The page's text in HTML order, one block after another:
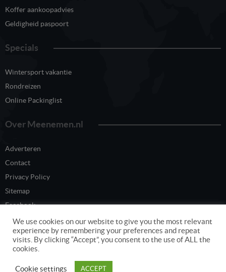
Koffer aankoopadvies
Geldigheid paspoort
Specials
Wintersport vakantie
Rondreizen
Online Packinglist
Over Meenemen.nl
Adverteren
Contact
Privacy Policy
Sitemap
Facebook
Twitter
Content eigendom van www.meenemen.nl
We use cookies on our website to give you the most relevant
experience by remembering your preferences and repeat
visits. By clicking “Accept”, you consent to the use of ALL the
cookies.
Cookie settings ACCEPT